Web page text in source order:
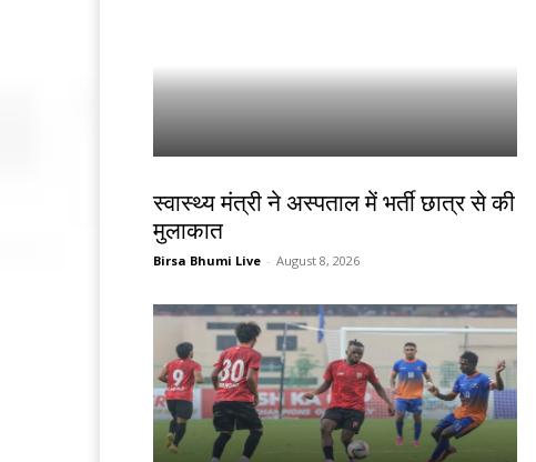
स्वास्थ्य मंत्री ने अस्पताल में भर्ती छात्र से की
मुलाकात
Birsa Bhumi Live - August 8, 2026